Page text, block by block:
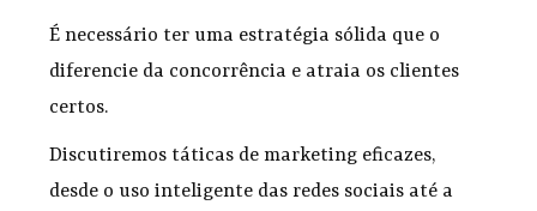
É necessário ter uma estratégia sólida que o
diferencie da concorrência e atraia os clientes
certos.
Discutiremos táticas de marketing eficazes,
desde o uso inteligente das redes sociais até a